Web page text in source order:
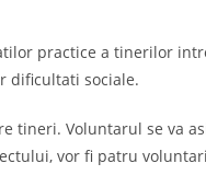
practice a tinerilor
dificultati sociale.
tineri. Voluntarul se va
vor fi patru voluntari